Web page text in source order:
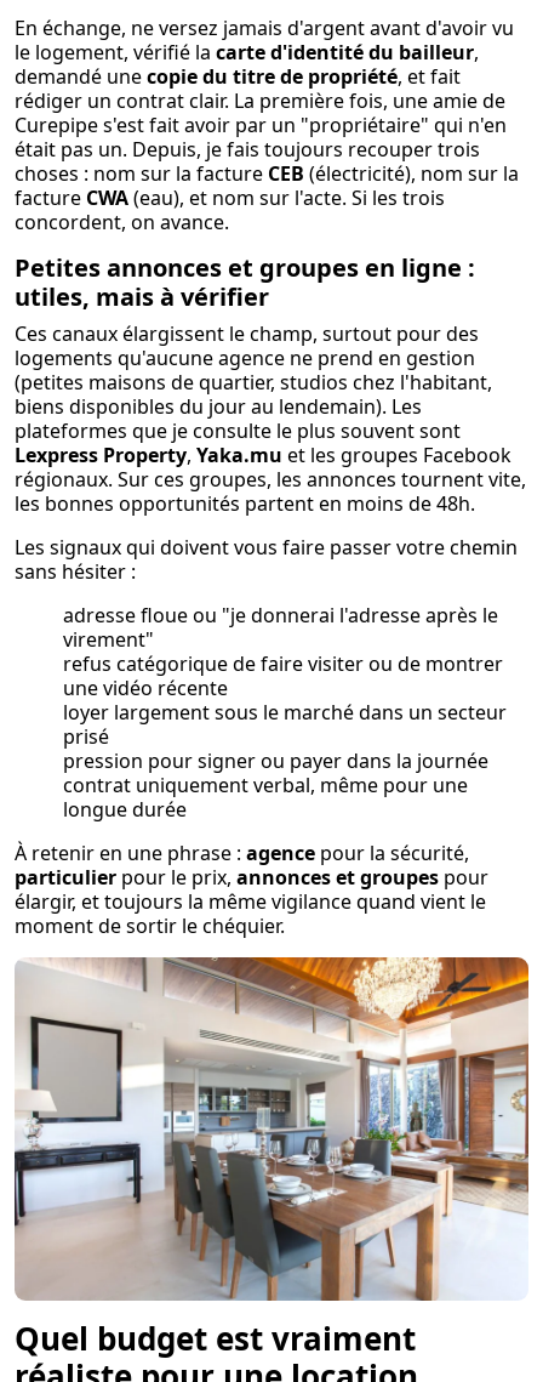
En échange, ne versez jamais d'argent avant d'avoir vu
le logement, vérifié la carte d'identité du bailleur,
demandé unecopie du titre de propriété, et fait
rédiger un contrat clair. La première fois, une amie de
Curepipe s'est fait avoir par un "propriétaire" qui n'en
était pas un. Depuis, je fais toujours recouper trois
choses : nom sur la facture CEB (électricité), nom sur la
facture CWA(eau), et nom sur l'acte. Si les trois
concordent, on avance.
Petites annonces et groupes en ligne :
utiles, mais à vérifier
Ces canaux élargissent le champ, surtout pour des
logements qu'aucune agence ne prend en gestion
(petites maisons de quartier, studios chez l'habitant,
biens disponibles du jour au lendemain). Les
plateformes que je consulte le plus souvent sont
Lexpress Property, Yaka.mu et les groupes Facebook
régionaux. Sur ces groupes, les annonces tournent vite,
les bonnes opportunités partent en moins de 48h.
Les signaux qui doivent vous faire passer votre chemin
sans hésiter :
adresse floue ou "je donnerai l'adresse après le
virement"
refus catégorique de faire visiter ou de montrer
une vidéo récente
loyer largement sous le marché dans un secteur
prisé
pression pour signer ou payer dans la journée
contrat uniquement verbal, même pour une
longue durée
À retenir en une phrase : agence pour la sécurité,
particulier pour le prix, annonces et groupes pour
élargir, et toujours la même vigilance quand vient le
moment de sortir le chéquier.
Quel budget est vraiment